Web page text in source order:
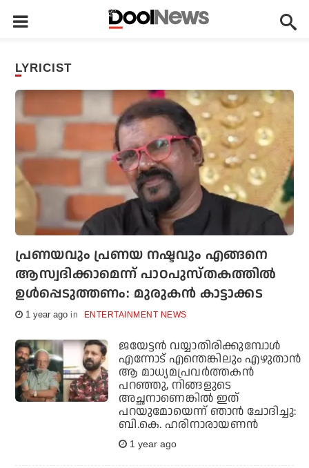
LYRICIST
പ്രണയവും പ്രണയ നഷ്ടവും എങ്ങനെ
ആസ്വദിക്കാമെന്ന് പാഠപുസ്തകത്തില്‍
ഉള്‍പ്പെടുത്തണം: മുരുകന്‍ കാട്ടാക്കട
1 year ago ENTERTAINMENT NEWS
ജയേട്ടന്‍ വയ്യാതിരിക്കുമ്പോള്‍
എന്നോട് എന്തെങ്കിലും എഴുതാന്‍
ആ മാധ്യമപ്രവര്‍ത്തകന്‍
പറഞ്ഞു, നിങ്ങളുടെ
അച്ഛനാണെങ്കില്‍ ഇത്
പറയുമോയെന്ന് ഞാന്‍ ചോദിച്ചു:
ബി.കെ. ഹരിനാരായണന്‍
1 year ago